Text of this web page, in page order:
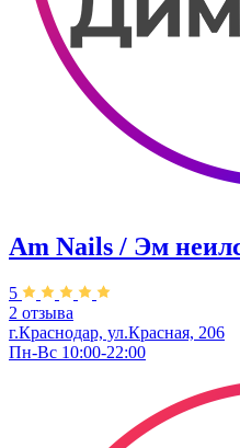
Am Nails / Эм
5
2 отзыва
г.Краснодар, ул.Красная, 206
Пн-Вс 10:00-22:00